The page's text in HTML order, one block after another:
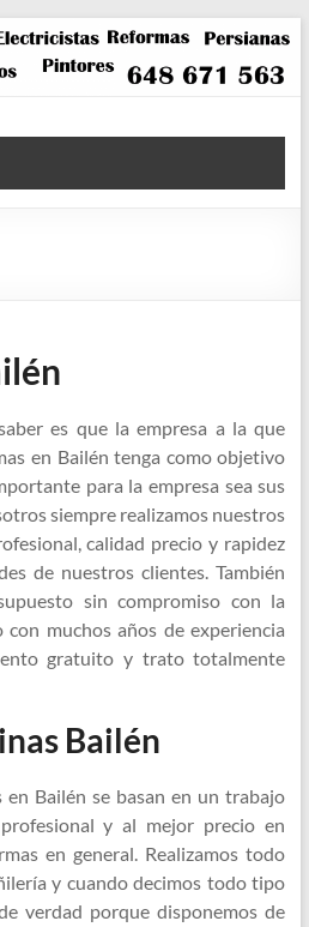
es que la empresa a la que
en Bailén tenga como objetivo
para la empresa sea sus
siempre realizamos nuestros
calidad precio y rapidez
de nuestros clientes. También
sin compromiso con la
muchos años de experiencia
gratuito y trato totalmente
Bailén
en Bailén se basan en un trabajo
y al mejor precio en
en general. Realizamos todo
y cuando decimos todo tipo
verdad porque disponemos de